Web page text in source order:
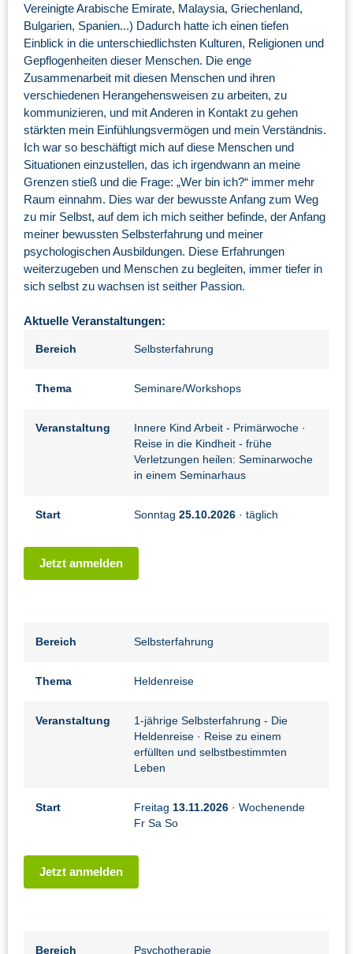
Vereinigte Arabische Emirate, Malaysia, Griechenland,
Bulgarien, Spanien...) Dadurch hatte ich einen tiefen
Einblick in die unterschiedlichsten Kulturen, Religionen und
Gepflogenheiten dieser Menschen. Die enge
Zusammenarbeit mit diesen Menschen und ihren
verschiedenen Herangehensweisen zu arbeiten, zu
kommunizieren, und mit Anderen in Kontakt zu gehen
stärkten mein Einfühlungsvermögen und mein Verständnis.
Ich war so beschäftigt mich auf diese Menschen und
Situationen einzustellen, das ich irgendwann an meine
Grenzen stieß und die Frage: „Wer bin ich?“ immer mehr
Raum einnahm. Dies war der bewusste Anfang zum Weg
zu mir Selbst, auf dem ich mich seither befinde, der Anfang
meiner bewussten Selbsterfahrung und meiner
psychologischen Ausbildungen. Diese Erfahrungen
weiterzugeben und Menschen zu begleiten, immer tiefer in
sich selbst zu wachsen ist seither Passion.
Aktuelle Veranstaltungen:
Bereich Selbsterfahrung
Thema Seminare/Workshops
Veranstaltung Innere Kind Arbeit - Primärwoche ·
Reise in die Kindheit - frühe
Verletzungen heilen: Seminarwoche
in einem Seminarhaus
Start Sonntag 25.10.2026 · täglich
Jetzt anmelden
Bereich Selbsterfahrung
Thema Heldenreise
Veranstaltung
1-jährige Selbsterfahrung - Die
Heldenreise · Reise zu einem
erfüllten und selbstbestimmten
Leben
Start Freitag 13.11.2026 · Wochenende
Fr Sa So
Jetzt anmelden
Bereich Psychotherapie